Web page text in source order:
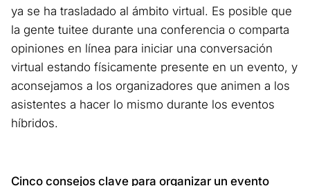
ya se ha trasladado al ámbito virtual. Es posible que
la gente tuitee durante una conferencia o comparta
opiniones en línea para iniciar una conversación
virtual estando físicamente presente en un evento, y
aconsejamos a los organizadores que animen a los
asistentes a hacer lo mismo durante los eventos
híbridos.
Cinco consejos clave para organizar un evento